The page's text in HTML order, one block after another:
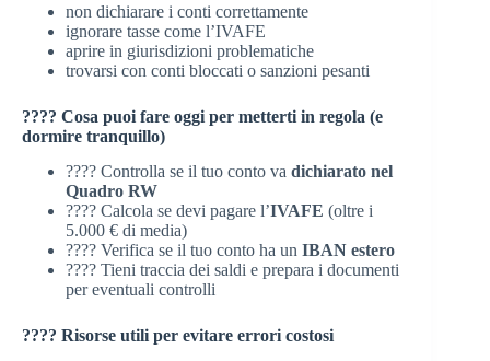
non dichiarare i conti correttamente
ignorare tasse come l’IVAFE
aprire in giurisdizioni problematiche
trovarsi con conti bloccati o sanzioni pesanti
???? Cosa puoi fare oggi per metterti in regola (e
dormire tranquillo)
???? Controlla se il tuo conto va dichiarato nel
Quadro RW
???? Calcola se devi pagare l’IVAFE (oltre i
5.000 € di media)
???? Verifica se il tuo conto ha un IBAN estero
???? Tieni traccia dei saldi e prepara i documenti
per eventuali controlli
???? Risorse utili per evitare errori costosi